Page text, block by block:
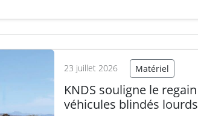
Standing NATO Maritime
23 juillet 2026 Matériel
KNDS souligne le
véhicules blindés lourds